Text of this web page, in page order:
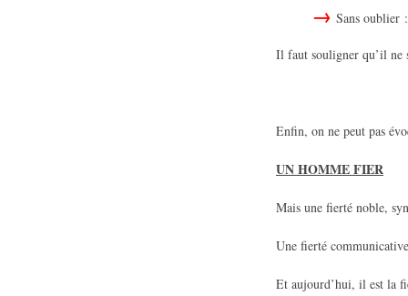
Sans oublier
Il faut souligner qu’il ne
Enfin, on ne peut pas
UN HOMME FIER
Mais une fierté noble,
Une fierté
Et aujourd’hui, il est la